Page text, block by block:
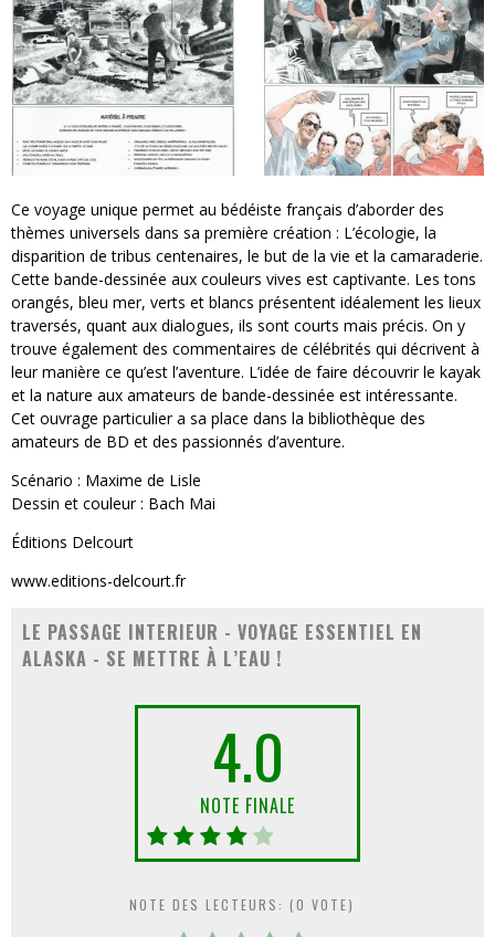
Ce voyage unique permet au bédéiste français d’aborder des
thèmes universels dans sa première création : L’écologie, la
disparition de tribus centenaires, le but de la vie et la camaraderie.
Cette bande-dessinée aux couleurs vives est captivante. Les tons
orangés, bleu mer, verts et blancs présentent idéalement les lieux
traversés, quant aux dialogues, ils sont courts mais précis. On y
trouve également des commentaires de célébrités qui décrivent à
leur manière ce qu’est l’aventure. L’idée de faire découvrir le kayak
et la nature aux amateurs de bande-dessinée est intéressante.
Cet ouvrage particulier a sa place dans la bibliothèque des
amateurs de BD et des passionnés d’aventure.
Scénario : Maxime de Lisle
Dessin et couleur : Bach Mai
Éditions Delcourt
www.editions-delcourt.fr
LE PASSAGE INTERIEUR - VOYAGE ESSENTIEL EN
ALASKA - SE METTRE À L’EAU !
4.0
NOTE FINALE
NOTE DES LECTEURS: (0 VOTE)